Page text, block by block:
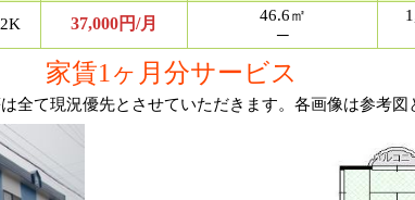
2K 37,000円/月
46.6㎡
─
家賃1ヶ月分サービス
全て現況優先とさせていただきます。各画像は参考図